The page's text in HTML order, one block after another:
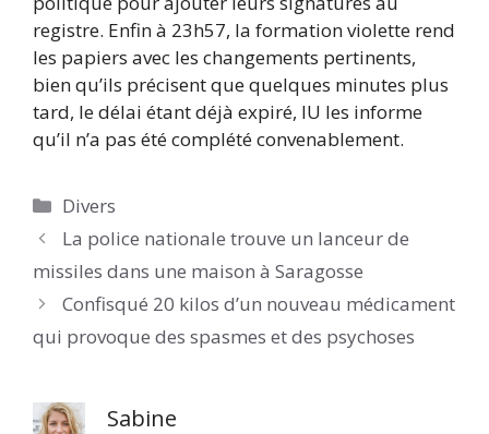
registre. Enfin à 23h57, la formation violette rend
les papiers avec les changements pertinents,
bien qu’ils précisent que quelques minutes plus
tard, le délai étant déjà expiré, IU les informe
qu’il n’a pas été complété convenablement.
Catégories
Divers
La police nationale trouve un lanceur de
missiles dans une maison à Saragosse
Confisqué 20 kilos d’un nouveau médicament
qui provoque des spasmes et des psychoses
Sabine